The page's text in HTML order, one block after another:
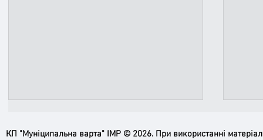
КП "Муніципальна варта" ІМР © 2026. При використанні